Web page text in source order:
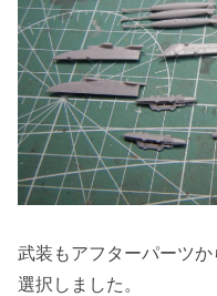
武装もアフターパーツ
選択しました。